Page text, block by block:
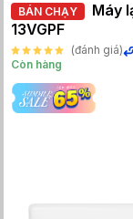
BÁN CHẠY
Máy
13VGPF
(đánh giá)
Còn hàng